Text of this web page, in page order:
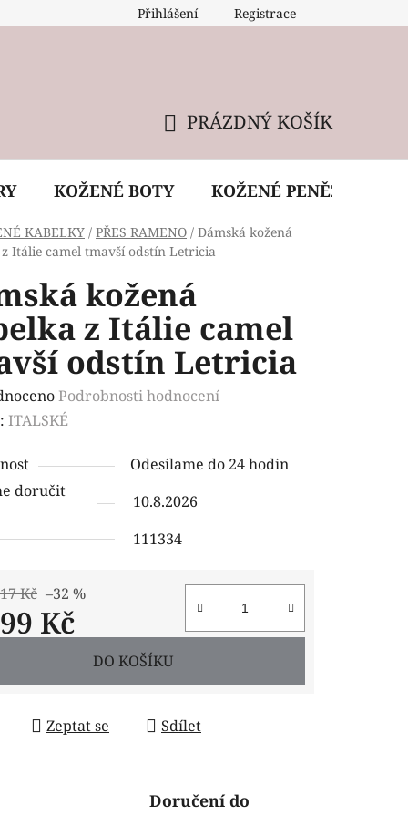
Reklamační podmínky
Přihlášení Registrace
KOŠÍK
PRÁZDNÝ KOŠÍK
KOŽENÉ BOTY KOŽENÉ PENĚŽENKY
KABELKY / PŘES RAMENO / Dámská kožená
Itálie camel tmavší odstín Letricia
kožená
z Itálie camel
odstín Letricia
Podrobnosti hodnocení
ITALSKÉ
Odesilame do 24 hodin
doručit
10.8.2026
111334
Kč –32 %
Kč
DO KOŠÍKU
Zeptat se Sdílet
Doručení do